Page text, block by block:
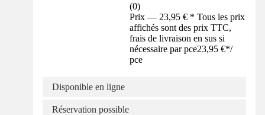
(0)
Prix — 23,95 € * Tous les prix
affichés sont des prix TTC,
frais de livraison en sus si
nécessaire par pce23,95 €*/
pce
Disponible en ligne
Réservation possible